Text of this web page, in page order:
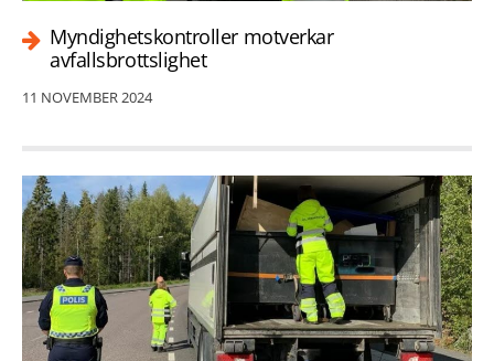
Myndighetskontroller motverkar
avfallsbrottslighet
11 NOVEMBER 2024